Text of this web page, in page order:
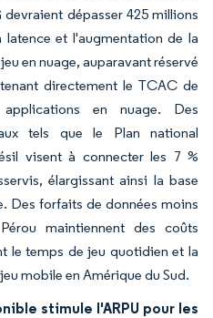
dépasser 425 millions
et l'augmentation de la
en nuage, auparavant réservé
directement le TCAC de
en nuage. Des
tels que le Plan national
visent à connecter les 7 %
élargissant ainsi la base
Des forfaits de données moins
maintiennent des coûts
le temps de jeu quotidien et la
mobile en Amérique du Sud.
stimule l'ARPU pour les